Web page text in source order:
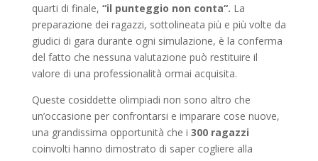
quarti di finale, “il punteggio non conta“. La
preparazione dei ragazzi, sottolineata più e più volte da
giudici di gara durante ogni simulazione, è la conferma
del fatto che nessuna valutazione può restituire il
valore di una professionalità ormai acquisita.
Queste cosiddette olimpiadi non sono altro che
un’occasione per confrontarsi e imparare cose nuove,
una grandissima opportunità che i 300 ragazzi
coinvolti hanno dimostrato di saper cogliere alla